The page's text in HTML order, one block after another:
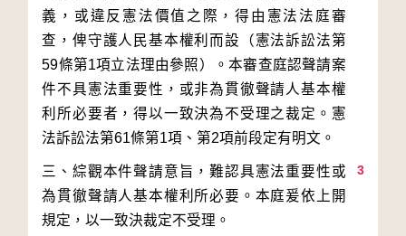
義，或違反憲法價值之際，得由憲法法庭審
查，俾守護人民基本權利而設（憲法訴訟法第
59條第1項立法理由參照）。本審查庭認聲請案
件不具憲法重要性，或非為貫徹聲請人基本權
利所必要者，得以一致決為不受理之裁定。憲
3
三、綜觀本件聲請意旨，難認具憲法重要性或
為貫徹聲請人基本權利所必要。本庭爰依上開
規定，以一致決裁定不受理。